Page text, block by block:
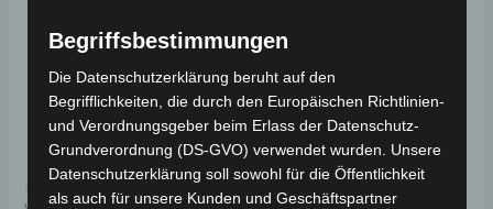
Kostenloser Versand
Begriffsbestimmungen
Die Datenschutzerklärung beruht auf den
Begrifflichkeiten, die durch den Europäischen Richtlinien-
und Verordnungsgeber beim Erlass der Datenschutz-
Grundverordnung (DS-GVO) verwendet wurden. Unsere
Datenschutzerklärung soll sowohl für die Öffentlichkeit
als auch für unsere Kunden und Geschäftspartner